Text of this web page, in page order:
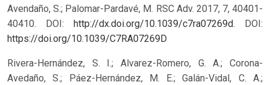
Avendaño, S.; Palomar-Pardavé, M. RSC Adv. 2017, 7, 40401-
40410. DOI:
http://dx.doi.org/10.1039/c7ra07269d.
DOI:
https://doi.org/10.1039/C7RA07269D
Rivera-Hernández, S. I.; Alvarez-Romero, G. A.; Corona-
Avedaño, S.; Páez-Hernández, M. E.; Galán-Vidal, C. A.;